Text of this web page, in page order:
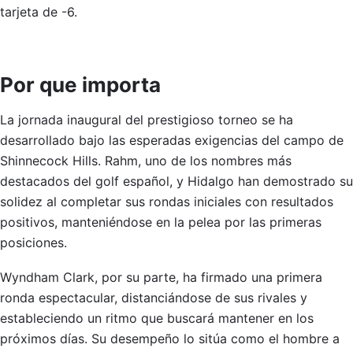
tarjeta de -6.
Por que importa
La jornada inaugural del prestigioso torneo se ha
desarrollado bajo las esperadas exigencias del campo de
Shinnecock Hills. Rahm, uno de los nombres más
destacados del golf español, y Hidalgo han demostrado su
solidez al completar sus rondas iniciales con resultados
positivos, manteniéndose en la pelea por las primeras
posiciones.
Wyndham Clark, por su parte, ha firmado una primera
ronda espectacular, distanciándose de sus rivales y
estableciendo un ritmo que buscará mantener en los
próximos días. Su desempeño lo sitúa como el hombre a